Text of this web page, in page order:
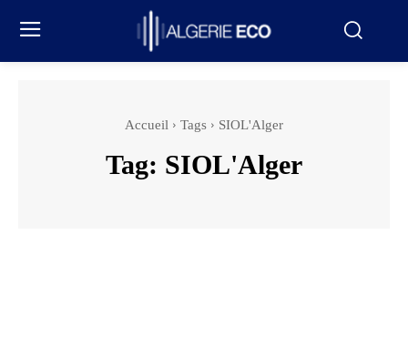
Accueil Tags SIOL'Alger
Tag: SIOL'Alger